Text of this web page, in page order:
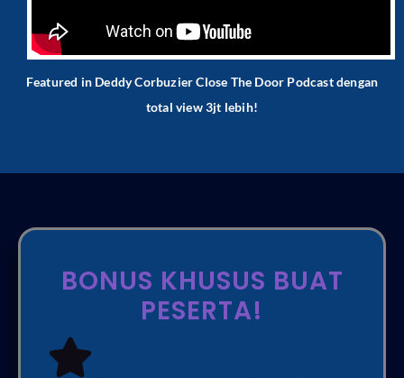
Featured in Deddy Corbuzier Close The Door Podcast dengan
total view 3jt lebih!
BONUS KHUSUS BUAT
PESERTA!